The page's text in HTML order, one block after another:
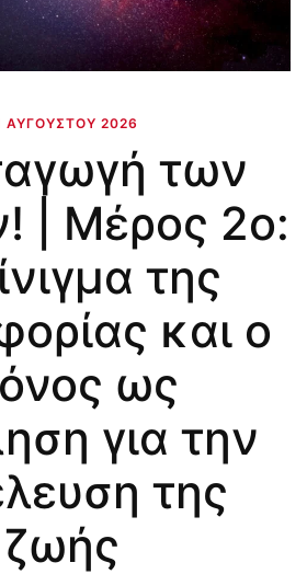
ΑΥΓΟΎΣΤΟΥ 2026
των
| Μέρος 2ο:
της
και ο
ως
για την
της
ζωής